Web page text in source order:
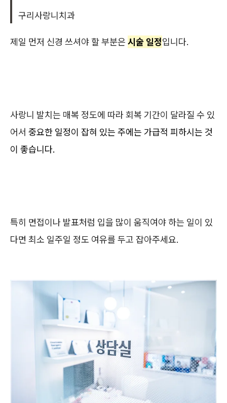
구리사랑니치과
제일 먼저 신경 쓰셔야 할 부분은 시술 일정입니다.
사랑니 발치는 매복 정도에 따라 회복 기간이 달라질 수 있
어서 중요한 일정이 잡혀 있는 주에는 가급적 피하시는 것
이 좋습니다.
특히 면접이나 발표처럼 입을 많이 움직여야 하는 일이 있
다면 최소 일주일 정도 여유를 두고 잡아주세요.